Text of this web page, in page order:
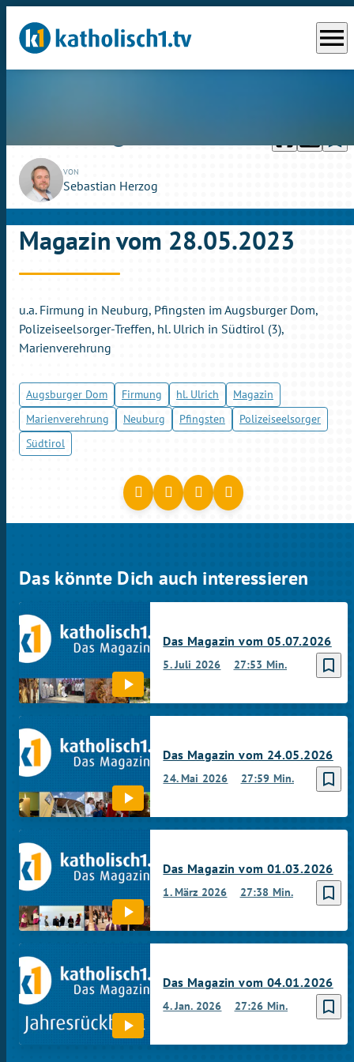
menu
VON
Sebastian Herzog
Magazin vom 28.05.2023
u.a. Firmung in Neuburg, Pfingsten im Augsburger Dom,
Polizeiseelsorger-Treffen, hl. Ulrich in Südtirol (3),
Marienverehrung
Augsburger Dom Firmung hl. Ulrich
Magazin
Marienverehrung
Neuburg Pfingsten
Polizeiseelsorger
Südtirol
Das könnte Dich auch interessieren
bookmark_border
5. Juli 2026 27:53 Min.
Das Magazin vom 05.07.2026
bookmark_border
24. Mai 2026 27:59 Min.
Das Magazin vom 24.05.2026
bookmark_border
1. März 2026 27:38 Min.
Das Magazin vom 01.03.2026
bookmark_border
4. Jan. 2026 27:26 Min.
Das Magazin vom 04.01.2026